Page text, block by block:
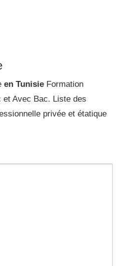
en Tunisie Formation
et Avec Bac. Liste des
privée et étatique